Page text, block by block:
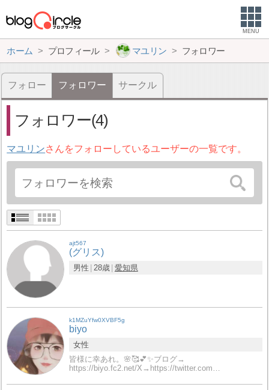
MENU
ホーム プロフィール マユリン フォロワー
フォロー フォロワー サークル
フォロワー(4)
マユリンさんをフォローしているユーザーの一覧です。
ajt567
(グリス)
男性 28歳 愛知県
k1MZuYfw0XVBF5g
biyo
女性
皆様に幸あれ。🌸🥰💕✨ブログ→
https://biyo.fc2.net/X→https://twitter.com…